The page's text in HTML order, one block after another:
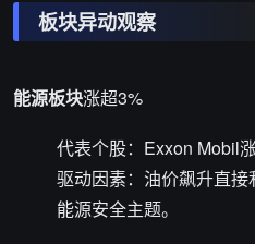
板块异动观察
能源板块涨超3%
代表个股：Exxon Mobil涨
驱动因素：油价飙升直
能源安全主题。